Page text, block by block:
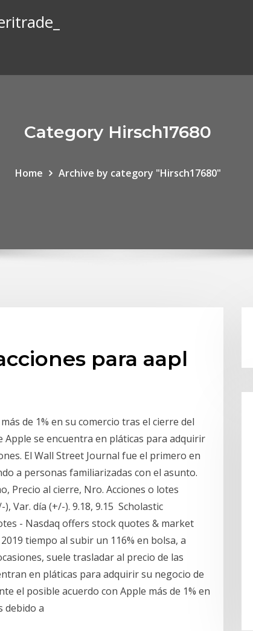
Category Hirsch17680
Home Archive by category "Hirsch17680"
para aapl
de 1% en su comercio tras el cierre del
se encuentra en pláticas para adquirir
El Wall Street Journal fue el primero en
a personas familiarizadas con el asunto.
Precio al cierre, Nro. Acciones o lotes
Var. día (+/-). 9.18, 9.15 Scholastic
- Nasdaq offers stock quotes & market
tiempo al subir un 116% en bolsa, a
suele trasladar al precio de las
en pláticas para adquirir su negocio de
el posible acuerdo con Apple más de 1% en
debido a